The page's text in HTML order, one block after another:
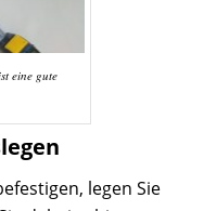
eine gute
legen Sie